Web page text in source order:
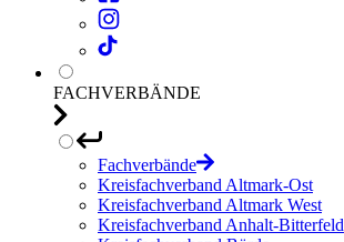
FACHVERBÄNDE
Fachverbände
Kreisfachverband Altmark-Ost
Kreisfachverband Altmark West
Kreisfachverband Anhalt-Bitterfeld